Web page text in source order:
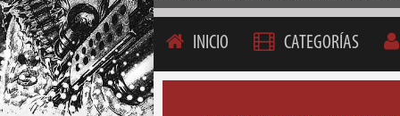
INICIO CATEGORÍAS